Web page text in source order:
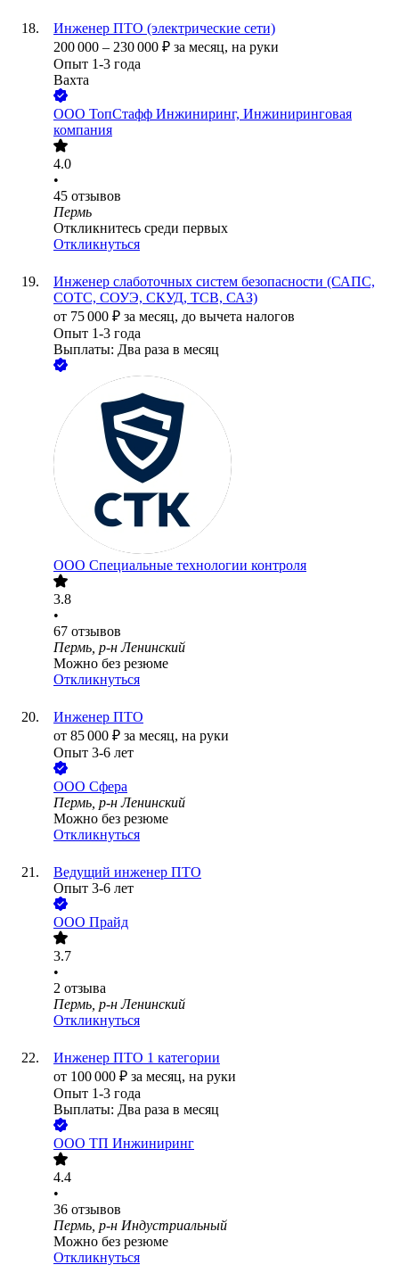
Инженер ПТО (электрические сети)
200 000 – 230 000 ₽ за месяц, на руки
Опыт 1-3 года
Вахта
ООО ТопСтафф Инжиниринг, Инжиниринговая
компания
4.0
•
45 отзывов
Пермь
Откликнитесь среди первых
Откликнуться
Инженер слаботочных систем безопасности (САПС,
СОТС, СОУЭ, СКУД, ТСВ, САЗ)
от 75 000 ₽ за месяц, до вычета налогов
Опыт 1-3 года
Выплаты: Два раза в месяц
ООО Специальные технологии контроля
3.8
•
67 отзывов
Пермь, р-н Ленинский
Можно без резюме
Откликнуться
Инженер ПТО
от 85 000 ₽ за месяц, на руки
Опыт 3-6 лет
ООО Сфера
Пермь, р-н Ленинский
Можно без резюме
Откликнуться
Ведущий инженер ПТО
Опыт 3-6 лет
ООО Прайд
3.7
•
2 отзыва
Пермь, р-н Ленинский
Откликнуться
Инженер ПТО 1 категории
от 100 000 ₽ за месяц, на руки
Опыт 1-3 года
Выплаты: Два раза в месяц
ООО ТП Инжиниринг
4.4
•
36 отзывов
Пермь, р-н Индустриальный
Можно без резюме
Откликнуться